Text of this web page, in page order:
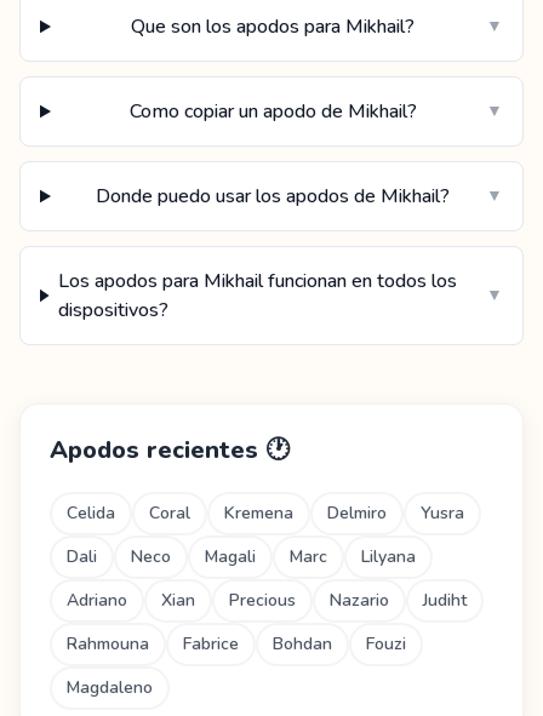
Que son los apodos para Mikhail? ▼
Como copiar un apodo de Mikhail? ▼
Donde puedo usar los apodos de Mikhail? ▼
Los apodos para Mikhail funcionan en todos los
dispositivos?
▼
Apodos recientes 🕐
Celida Coral Kremena Delmiro
Yusra
Dali
Neco Magali Marc
Lilyana
Adriano
Xian Precious Nazario
Judiht
Rahmouna
Fabrice Bohdan
Fouzi
Magdaleno